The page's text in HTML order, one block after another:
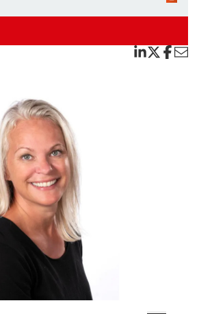
trægulv. Rummeligt soveværelse med trægulv.
bruseniche, samt hvide elementer og
man også har egen udgang. MEGET stort disp.
laves til 2 separate rum). I dette rum har
varmepumpe. Stort badeværelse med
til vaskemaskine og tørretumbler. Viktuelierum.
og fin overdækket carport. Endvidere er
på grunden.
fint hus til prisen.